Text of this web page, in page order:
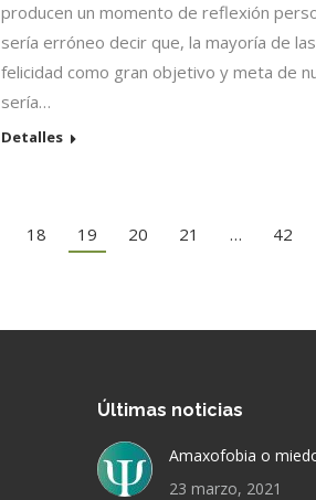
producen un momento de reflexión
sería erróneo decir que, la mayoría de
felicidad como gran objetivo y meta de
sería…
Detalles
18 19 20 21 … 42
Últimas noticias
Amaxofobia o
23 marzo, 2021